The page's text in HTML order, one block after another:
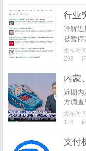
详解近
被暂停
入网**
读259
发布时
208
近期内
方调查
押金诈
费套路
发布时
176